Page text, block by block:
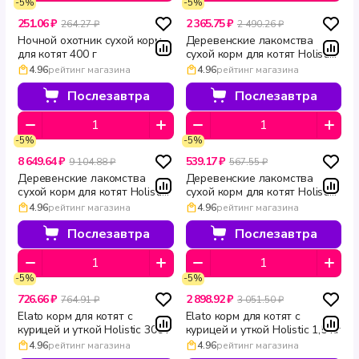
-5%
251.06 ₽ 264.27 ₽
Ночной охотник сухой корм
для котят 400 г
4.96рейтинг магазина
Послезавтра
-5%
2 365.75 ₽ 2 490.26 ₽
Деревенские лакомства
сухой корм для котят Holistic
Premier курица 2 кг
4.96рейтинг магазина
Послезавтра
-5%
8 649.64 ₽ 9 104.88 ₽
Деревенские лакомства
сухой корм для котят Holistic
Premier курица 10 кг
4.96рейтинг магазина
Послезавтра
-5%
539.17 ₽ 567.55 ₽
Деревенские лакомства
сухой корм для котят Holistic
Premier курица 400 г
4.96рейтинг магазина
Послезавтра
-5%
726.66 ₽ 764.91 ₽
Elato корм для котят с
курицей и уткой Holistic 300 г
4.96рейтинг магазина
-5%
2 898.92 ₽ 3 051.50 ₽
Elato корм для котят с
курицей и уткой Holistic 1,5 кг
4.96рейтинг магазина